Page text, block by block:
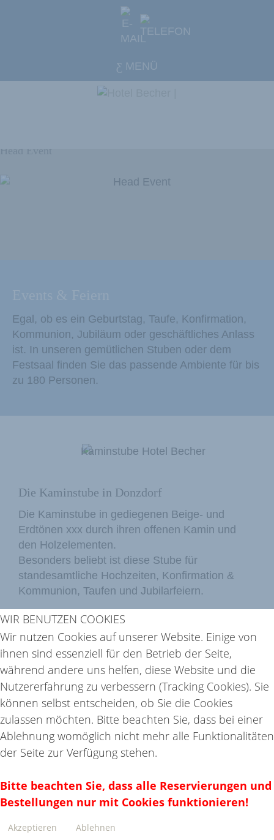
MENÜ
Head Event
Egal, ob es ein Geburtstag, Taufe, Konfirmation,
Kommunion, Jubiläum oder geschäftliches Anlass
ist. In unseren gemütlichen Stuben oder dem
Festsaal finden Sie das passende Ambiente für bis
zu 180 Personen.
Die Kaminstube in Donzdorf
Die Kaminstube in gediegenen Beige- und
Erdtönen xxx durch ihren offenen Kamin und
den Holzelementen.
Besonders beliebt ist diese Stube für
standesamtliche Hochzeiten, Konfirmation &
Kommunion, Taufen und Jubilarfeiern.
Jetzt anfragen!
zurück zu den Lokations
DATENSCHUTZERKLÄRUNG
JOBS
SITEMAP
WIR BENUTZEN COOKIES
Wir nutzen Cookies auf unserer Website. Einige von
ihnen sind essenziell für den Betrieb der Seite,
während andere uns helfen, diese Website und die
Nutzererfahrung zu verbessern (Tracking Cookies). Sie
können selbst entscheiden, ob Sie die Cookies
zulassen möchten. Bitte beachten Sie, dass bei einer
Ablehnung womöglich nicht mehr alle Funktionalitäten
der Seite zur Verfügung stehen.
Bitte beachten Sie, dass alle Reservierungen und
Bestellungen nur mit Cookies funktionieren!
Akzeptieren Ablehnen